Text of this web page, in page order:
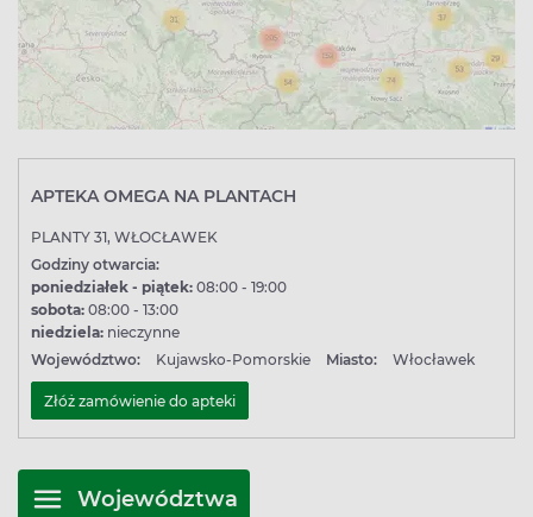
APTEKA OMEGA NA PLANTACH
PLANTY 31, WŁOCŁAWEK
Godziny otwarcia:
poniedziałek - piątek: 08:00 - 19:00
sobota: 08:00 - 13:00
niedziela: nieczynne
Województwo:
Kujawsko-Pomorskie Miasto: Włocławek
Złóż zamówienie do apteki
Województwa